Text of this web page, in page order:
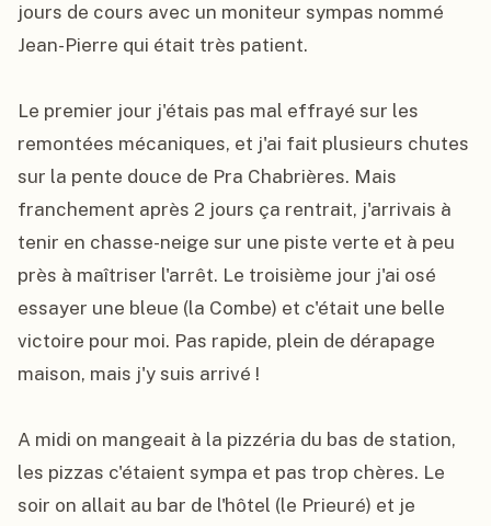
jours de cours avec un moniteur sympas nommé
Jean-Pierre qui était très patient.
Le premier jour j'étais pas mal effrayé sur les
remontées mécaniques, et j'ai fait plusieurs chutes
sur la pente douce de Pra Chabrières. Mais
franchement après 2 jours ça rentrait, j'arrivais à
tenir en chasse-neige sur une piste verte et à peu
près à maîtriser l'arrêt. Le troisième jour j'ai osé
essayer une bleue (la Combe) et c'était une belle
victoire pour moi. Pas rapide, plein de dérapage
maison, mais j'y suis arrivé !
A midi on mangeait à la pizzéria du bas de station,
les pizzas c'étaient sympa et pas trop chères. Le
soir on allait au bar de l'hôtel (le Prieuré) et je